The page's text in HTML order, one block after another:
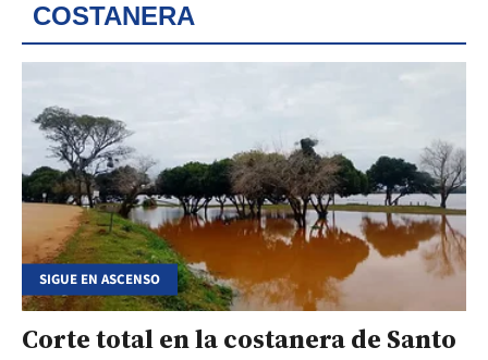
COSTANERA
SIGUE EN ASCENSO
Corte total en la costanera de Santo